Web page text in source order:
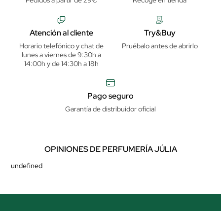
Atención al cliente
Horario telefónico y chat de
lunes a viernes de 9:30h a
14:00h y de 14:30h a 18h
Try&Buy
Pruébalo antes de abrirlo
Pago seguro
Garantía de distribuidor oficial
OPINIONES DE PERFUMERÍA JÚLIA
undefined